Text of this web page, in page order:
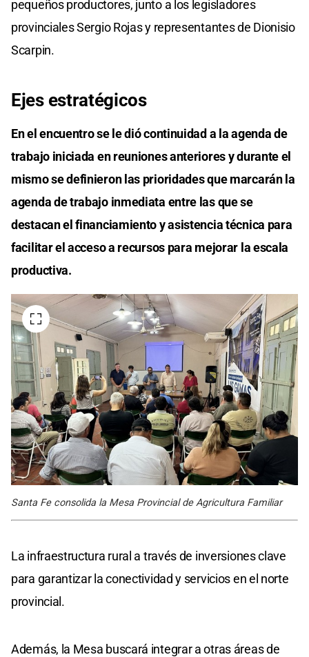
pequeños productores, junto a los legisladores
provinciales Sergio Rojas y representantes de Dionisio
Scarpin.
Ejes estratégicos
En el encuentro se le dió continuidad a la agenda de
trabajo iniciada en reuniones anteriores y durante el
mismo se definieron las prioridades que marcarán la
agenda de trabajo inmediata entre las que se
destacan el financiamiento y asistencia técnica para
facilitar el acceso a recursos para mejorar la escala
productiva.
Santa Fe consolida la Mesa Provincial de Agricultura Familiar
La infraestructura rural a través de inversiones clave
para garantizar la conectividad y servicios en el norte
provincial.
Además, la Mesa buscará integrar a otras áreas de